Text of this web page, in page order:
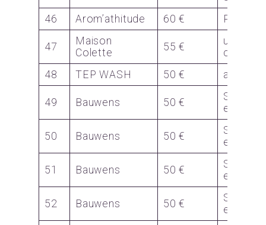
46
Arom’athitude 60 € Panier
47
Maison
Colette
55 €
une
cabine
48
TEP WASH 50 €
49 Bauwens 50 €
Sac à
essuie
50 Bauwens 50 €
Sac à
essuie
51 Bauwens 50 €
Sac à
essuie
52 Bauwens 50 €
Sac à
essuie